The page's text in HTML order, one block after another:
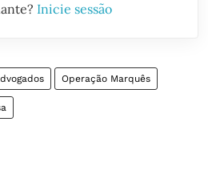
Inicie sessão
Operação Marquês